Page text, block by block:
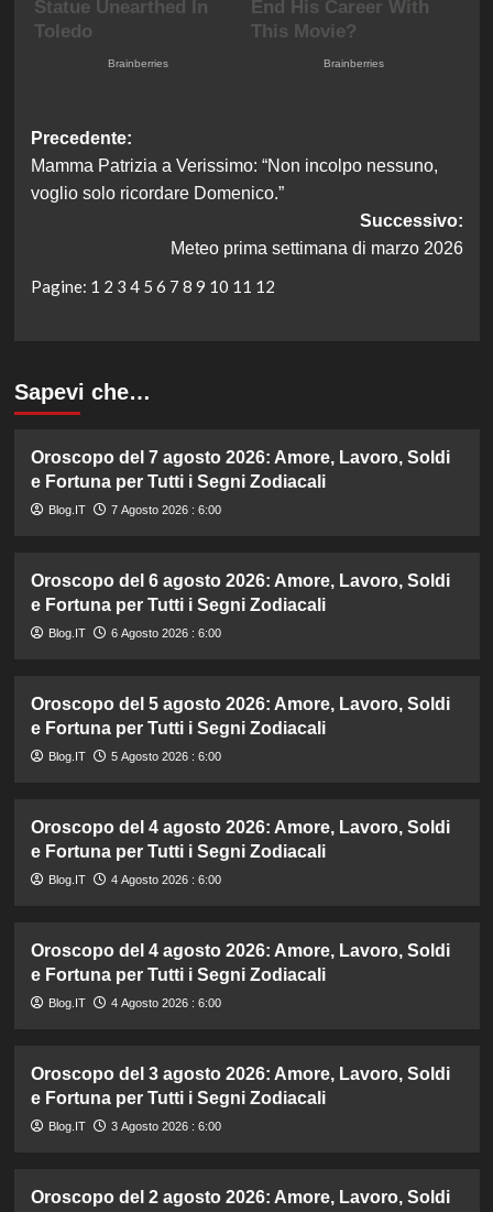
Navigazione
articolo
Precedente:
Mamma Patrizia a Verissimo: “Non incolpo nessuno,
voglio solo ricordare Domenico.”
Successivo:
Meteo prima settimana di marzo 2026
Pagine: 1 2 3 4 5 6 7 8 9 10 11 12
Sapevi che…
Oroscopo del 7 agosto 2026: Amore, Lavoro, Soldi
e Fortuna per Tutti i Segni Zodiacali
Blog.IT 7 Agosto 2026 : 6:00
Oroscopo del 6 agosto 2026: Amore, Lavoro, Soldi
e Fortuna per Tutti i Segni Zodiacali
Blog.IT 6 Agosto 2026 : 6:00
Oroscopo del 5 agosto 2026: Amore, Lavoro, Soldi
e Fortuna per Tutti i Segni Zodiacali
Blog.IT 5 Agosto 2026 : 6:00
Oroscopo del 4 agosto 2026: Amore, Lavoro, Soldi
e Fortuna per Tutti i Segni Zodiacali
Blog.IT 4 Agosto 2026 : 6:00
Oroscopo del 4 agosto 2026: Amore, Lavoro, Soldi
e Fortuna per Tutti i Segni Zodiacali
Blog.IT 4 Agosto 2026 : 6:00
Oroscopo del 3 agosto 2026: Amore, Lavoro, Soldi
e Fortuna per Tutti i Segni Zodiacali
Blog.IT 3 Agosto 2026 : 6:00
Oroscopo del 2 agosto 2026: Amore, Lavoro, Soldi